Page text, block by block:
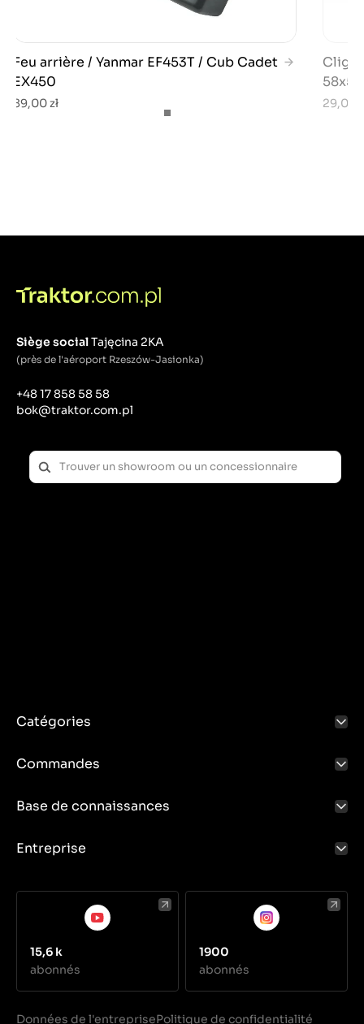
Feu arrière / Yanmar EF453T / Cub Cadet
EX450
89,00 zł 29,00
Siège socialTajęcina 2KA
(près de l'aéroport Rzeszów-Jasionka)
+48 17 858 58 58
bok@traktor.com.pl
Catégories
Commandes
Base de connaissances
Entreprise
15,6 k
abonnés
1900
abonnés
Données de l'entreprisePolitique de confidentialité